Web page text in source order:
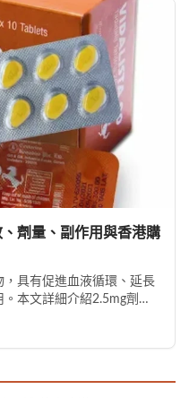
劑量、副作用與香港購
具有促進血液循環、延長
本文詳細介紹2.5mg劑量
。